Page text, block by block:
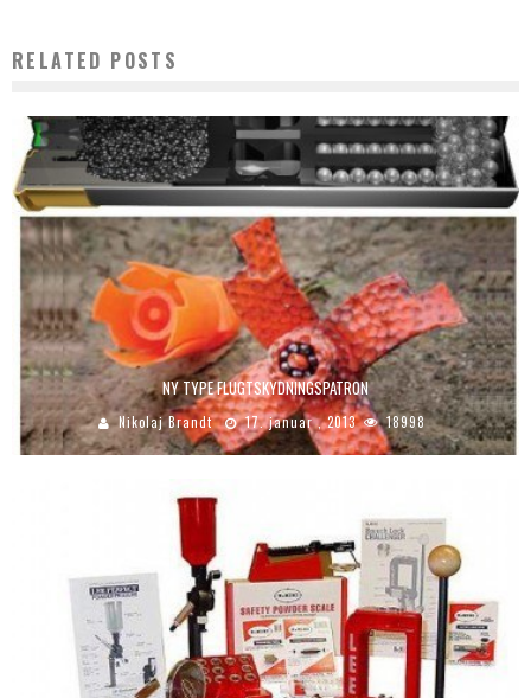
RELATED POSTS
NY TYPE FLUGTSKYDNINGSPATRON
Nikolaj Brandt 17. januar , 2013 18998